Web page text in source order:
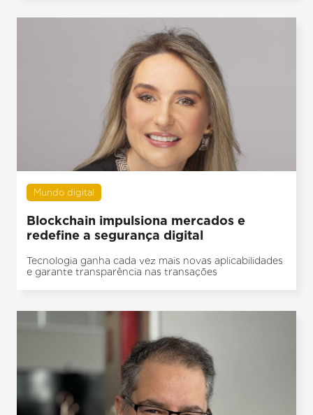
Mundo digital
Blockchain impulsiona mercados e
redefine a segurança digital
Tecnologia ganha cada vez mais novas aplicabilidades
e garante transparência nas transações